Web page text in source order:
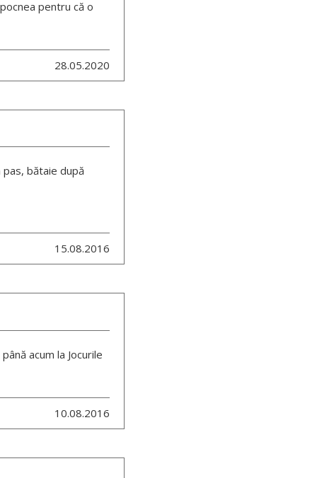
pentru că o
28.05.2020
bătaie după
15.08.2016
acum la Jocurile
10.08.2016